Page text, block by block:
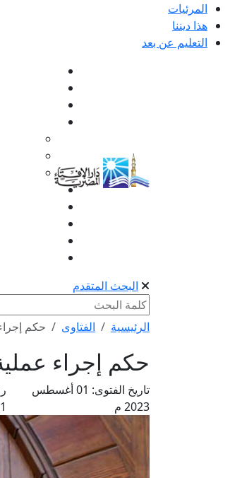
المرئيات
هذا ديننا
التعليم عن بعد
البحث المتقدم
الرئيسية الفتاوى حكم
حكم إجراء
تاريخ الفتوى:
01 أغسطس
2023 م